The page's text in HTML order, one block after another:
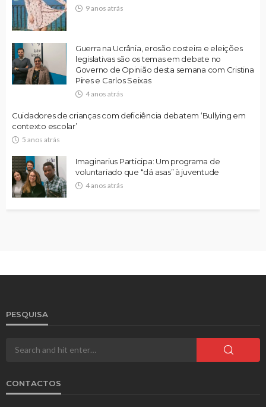
9 anos atrás
Guerra na Ucrânia, erosão costeira e eleições
legislativas são os temas em debate no
Governo de Opinião desta semana com Cristina
Pires e Carlos Seixas
4 anos atrás
Cuidadores de crianças com deficiência debatem ‘Bullying em
contexto escolar’
5 anos atrás
Imaginarius Participa: Um programa de
voluntariado que “dá asas” à juventude
4 anos atrás
PESQUISA
CONTACTOS